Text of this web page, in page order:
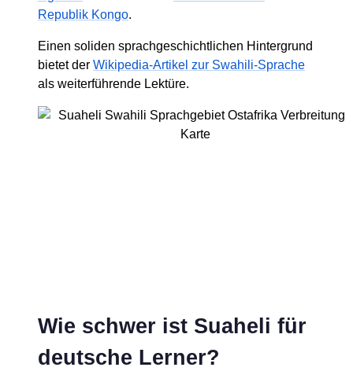
Republik Kongo.
Einen soliden sprachgeschichtlichen Hintergrund
bietet der Wikipedia-Artikel zur Swahili-Sprache
als weiterführende Lektüre.
Wie schwer ist Suaheli für
deutsche Lerner?